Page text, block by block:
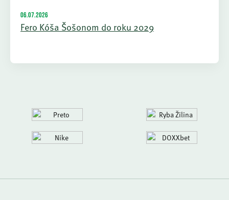
06.07.2026
Fero Kóša Šošonom do roku 2029